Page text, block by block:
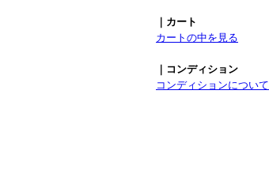
｜カート
カートの中を見る
｜コンディション
コンディションについて